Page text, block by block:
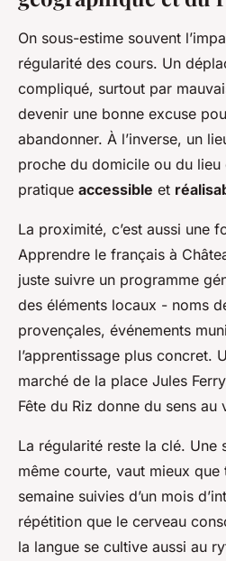
On sous-estime souvent
régularité des cours. Un
compliqué, surtout par
devenir une bonne excuse
abandonner. À l’inverse, un
proche du domicile ou du lieu
pratique accessible et
La proximité, c’est aussi une
Apprendre le français à
juste suivre un programme
des éléments locaux - noms
provençales, événements
l’apprentissage plus concret.
marché de la place Jules
Fête du Riz donne du sens
La régularité reste la clé. Une
même courte, vaut mieux que
semaine suivies d’un mois
répétition que le cerveau
la langue se cultive aussi au